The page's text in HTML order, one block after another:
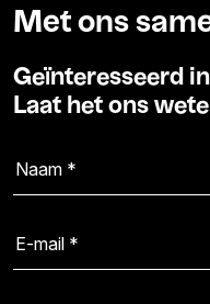
Met ons
Geïnteresseerd
Laat het ons